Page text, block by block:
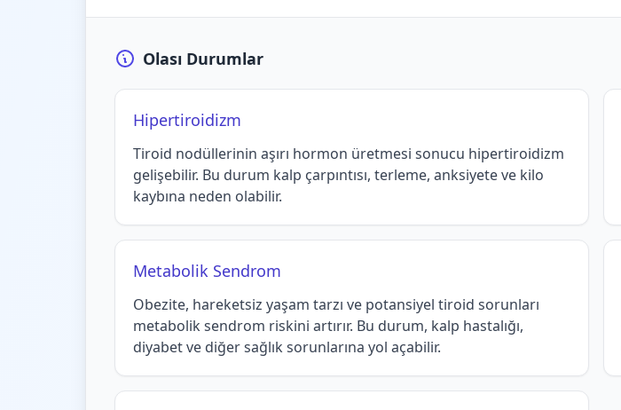
Olası Durumlar
Hipertiroidizm
Tiroid nodüllerinin aşırı hormon üretmesi sonucu hipertiroidizm
gelişebilir. Bu durum kalp çarpıntısı, terleme, anksiyete ve kilo
kaybına neden olabilir.
Metabolik Sendrom
Obezite, hareketsiz yaşam tarzı ve potansiyel tiroid sorunları
metabolik sendrom riskini artırır. Bu durum, kalp hastalığı,
diyabet ve diğer sağlık sorunlarına yol açabilir.